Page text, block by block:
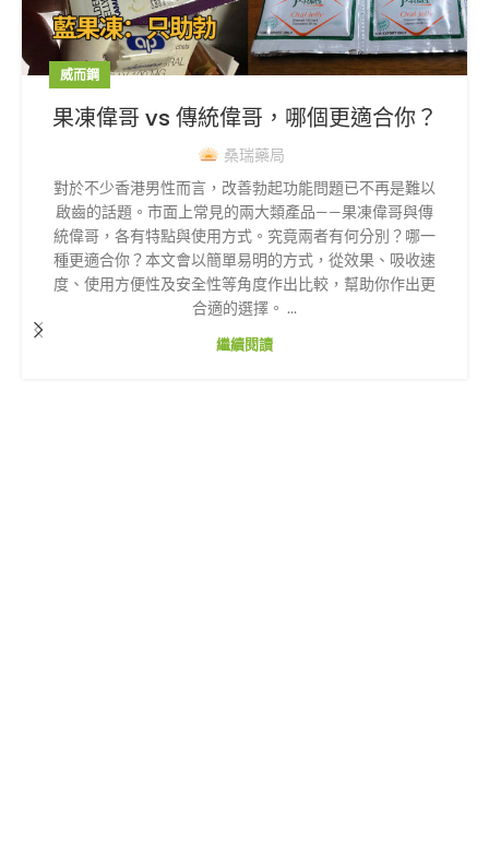
威而鋼
果凍偉哥 vs 傳統偉哥，哪個更適合你？
桑瑞藥局
對於不少香港男性而言，改善勃起功能問題已不再是難以
啟齒的話題。市面上常見的兩大類產品——果凍偉哥與傳
統偉哥，各有特點與使用方式。究竟兩者有何分別？哪一
種更適合你？本文會以簡單易明的方式，從效果、吸收速
度、使用方便性及安全性等角度作出比較，幫助你作出更
合適的選擇。 ...
繼續閱讀